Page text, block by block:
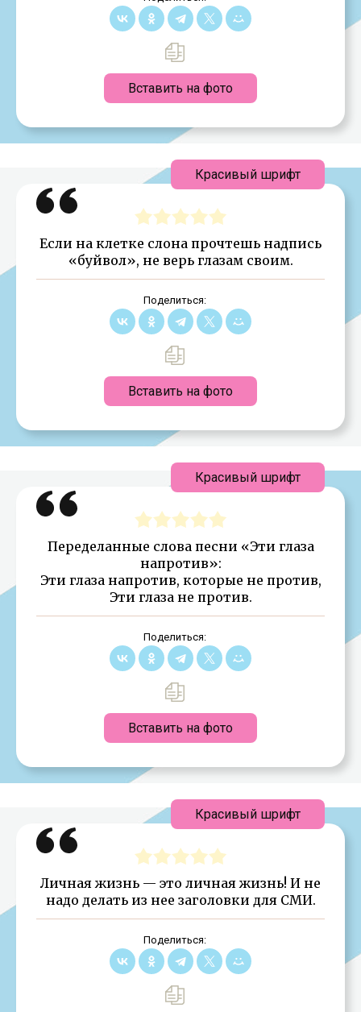
Вставить на фото
Если на клетке слона прочтешь надпись
«буйвол», не верь глазам своим.
Поделиться:
Вставить на фото
Красивый шрифт
Переделанные слова песни «Эти глаза
напротив»:
Эти глаза напротив, которые не против,
Эти глаза не против.
Поделиться:
Вставить на фото
Красивый шрифт
Личная жизнь — это личная жизнь! И не
надо делать из нее заголовки для СМИ.
Поделиться:
Красивый шрифт